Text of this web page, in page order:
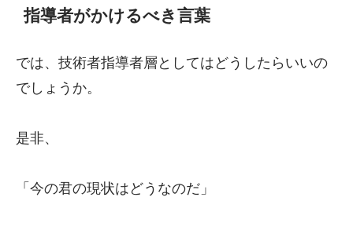
指導者がかけるべき言葉
では、技術者指導者層としてはどうしたらいいの
でしょうか。
是非、
「今の君の現状はどうなのだ」